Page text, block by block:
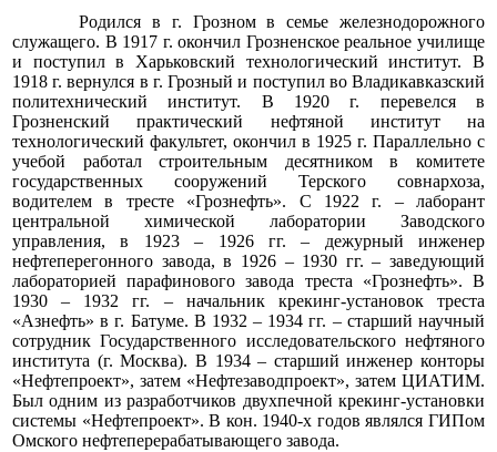
Родился в г. Грозном в семье железнодорожного
служащего. В 1917 г. окончил Грозненское реальное училище
и поступил в Харьковский технологический институт. В
1918 г. вернулся в г. Грозный и поступил во Владикавказский
политехнический институт. В 1920 г. перевелся в
Грозненский практический нефтяной институт на
технологический факультет, окончил в 1925 г. Параллельно с
учебой работал строительным десятником в комитете
государственных сооружений Терского совнархоза,
водителем в тресте «Грознефть». С 1922 г. – лаборант
центральной химической лаборатории Заводского
управления, в 1923 – 1926 гг. – дежурный инженер
нефтеперегонного завода, в 1926 – 1930 гг. – заведующий
лабораторией парафинового завода треста «Грознефть». В
1930 – 1932 гг. – начальник крекинг-установок треста
«Азнефть» в г. Батуме. В 1932 – 1934 гг. – старший научный
сотрудник Государственного исследовательского нефтяного
института (г. Москва). В 1934 – старший инженер конторы
«Нефтепроект», затем «Нефтезаводпроект», затем ЦИАТИМ.
Был одним из разработчиков двухпечной крекинг-установки
системы «Нефтепроект». В кон. 1940-х годов являлся ГИПом
Омского нефтеперерабатывающего завода.